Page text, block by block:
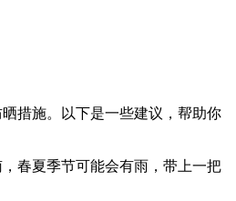
措施。以下是一些建议，帮助你
春夏季节可能会有雨，带上一把